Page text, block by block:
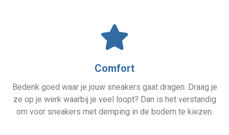
Comfort
Bedenk goed waar je jouw sneakers gaat dragen. Draag je
ze op je werk waarbij je veel loopt? Dan is het verstandig
om voor sneakers met demping in de bodem te kiezen.